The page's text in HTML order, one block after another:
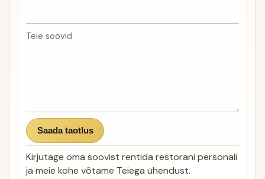
Teie soovid
Saada taotlus
Kirjutage oma soovist rentida restorani personali
ja meie kohe võtame Teiega ühendust.